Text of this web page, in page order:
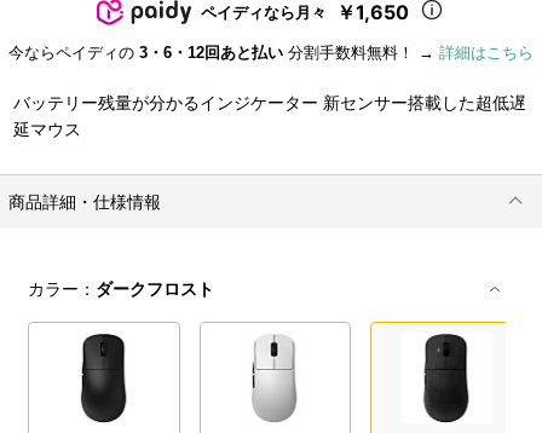
ペイディなら月々 ￥1,650
今ならペイディの 3・6・12回あと払い 分割手数料無料！ → 詳細はこちら
バッテリー残量が分かるインジケーター 新センサー搭載した超低遅
延マウス
商品詳細・仕様情報
カラー： ダークフロスト